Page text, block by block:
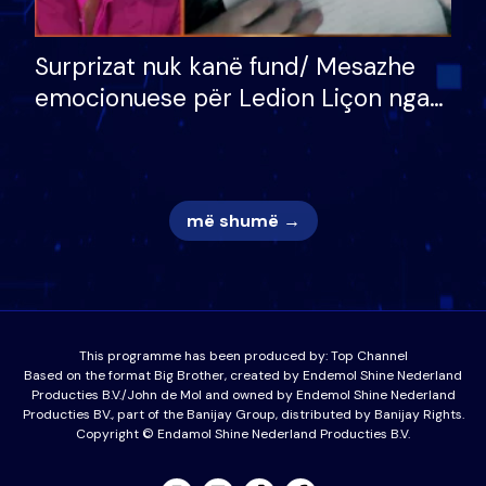
Surprizat nuk kanë fund/ Mesazhe
emocionuese për Ledion Liçon nga
nëna dhe fëmijët e tij, moderatori
nuk i mban dot lotët: Nuk meritoj…
më shumë →
This programme has been produced by:Top Channel
Based on the format Big Brother, created by Endemol Shine Nederland
Producties B.V./John de Mol and owned by Endemol Shine Nederland
Producties BV., part of the Banijay Group, distributed by Banijay Rights.
Copyright © Endamol Shine Nederland Producties B.V.